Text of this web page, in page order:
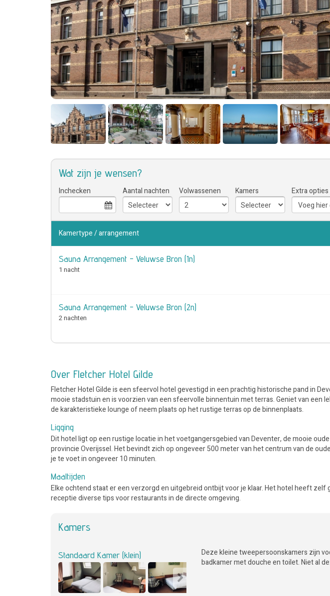
Wat zijn je wensen?
Inchecken Aantal nachten Volwassenen Kamers
Extra
Voeg
Kamertype / arrangement
Sauna Arrangement - Veluwse Bron (1n)
1 nacht
Sauna Arrangement - Veluwse Bron (2n)
2 nachten
Over Fletcher Hotel Gilde
Fletcher Hotel Gilde is een sfeervol hotel gevestigd in een prachtig historische pand in
mooie stadstuin en is voorzien van een sfeervolle binnentuin met terras. Geniet van een
de karakteristieke lounge of neem plaats op het rustige terras op de binnenplaats.
Ligging
Dit hotel ligt op een rustige locatie in het voetgangersgebied van Deventer, de mooie
provincie Overijssel. Het bevindt zich op ongeveer 500 meter van het centrum van de
je te voet in ongeveer 10 minuten.
Maaltijden
Elke ochtend staat er een verzorgd en uitgebreid ontbijt voor je klaar. Het hotel heeft
receptie diverse tips voor restaurants in de directe omgeving.
Kamers
Standaard Kamer (klein)
Deze kleine tweepersoonskamers zijn
badkamer met douche en toilet. Niet al